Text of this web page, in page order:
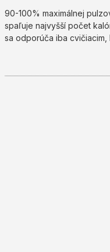
90-100% maximálnej
spaľuje najvyšší počet
sa odporúča iba cvičiacim,